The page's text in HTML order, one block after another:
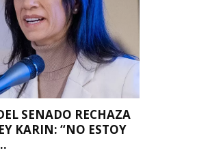
SENADO RECHAZA
KARIN: “NO ESTOY